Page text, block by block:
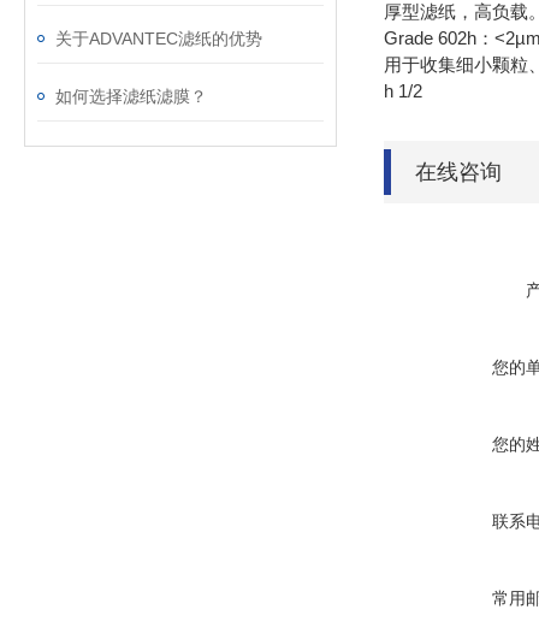
关于ADVANTEC滤纸的优势
如何选择滤纸滤膜？
厚型滤纸，高负载
Grade 602h：
用于收集细小颗粒
h 1/2
在线咨询
您的
您的
联系
常用